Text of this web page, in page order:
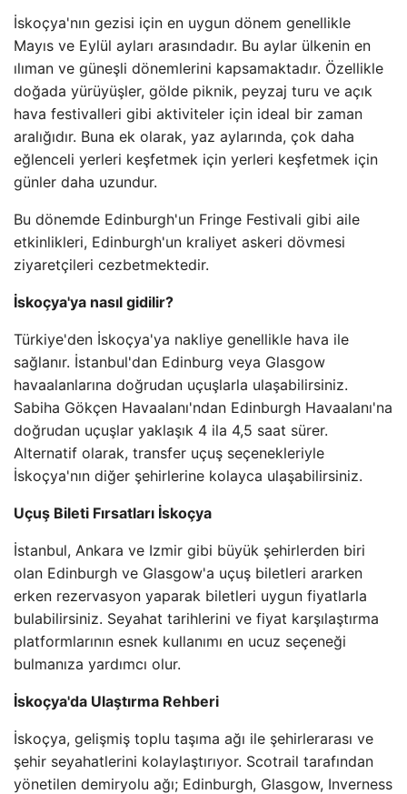
İskoçya'nın gezisi için en uygun dönem genellikle
Mayıs ve Eylül ayları arasındadır. Bu aylar ülkenin en
ılıman ve güneşli dönemlerini kapsamaktadır. Özellikle
doğada yürüyüşler, gölde piknik, peyzaj turu ve açık
hava festivalleri gibi aktiviteler için ideal bir zaman
aralığıdır. Buna ek olarak, yaz aylarında, çok daha
eğlenceli yerleri keşfetmek için yerleri keşfetmek için
günler daha uzundur.
Bu dönemde Edinburgh'un Fringe Festivali gibi aile
etkinlikleri, Edinburgh'un kraliyet askeri dövmesi
ziyaretçileri cezbetmektedir.
İskoçya'ya nasıl gidilir?
Türkiye'den İskoçya'ya nakliye genellikle hava ile
sağlanır. İstanbul'dan Edinburg veya Glasgow
havaalanlarına doğrudan uçuşlarla ulaşabilirsiniz.
Sabiha Gökçen Havaalanı'ndan Edinburgh Havaalanı'na
doğrudan uçuşlar yaklaşık 4 ila 4,5 saat sürer.
Alternatif olarak, transfer uçuş seçenekleriyle
İskoçya'nın diğer şehirlerine kolayca ulaşabilirsiniz.
Uçuş Bileti Fırsatları İskoçya
İstanbul, Ankara ve Izmir gibi büyük şehirlerden biri
olan Edinburgh ve Glasgow'a uçuş biletleri ararken
erken rezervasyon yaparak biletleri uygun fiyatlarla
bulabilirsiniz. Seyahat tarihlerini ve fiyat karşılaştırma
platformlarının esnek kullanımı en ucuz seçeneği
bulmanıza yardımcı olur.
İskoçya'da Ulaştırma Rehberi
İskoçya, gelişmiş toplu taşıma ağı ile şehirlerarası ve
şehir seyahatlerini kolaylaştırıyor. Scotrail tarafından
yönetilen demiryolu ağı; Edinburgh, Glasgow, Inverness